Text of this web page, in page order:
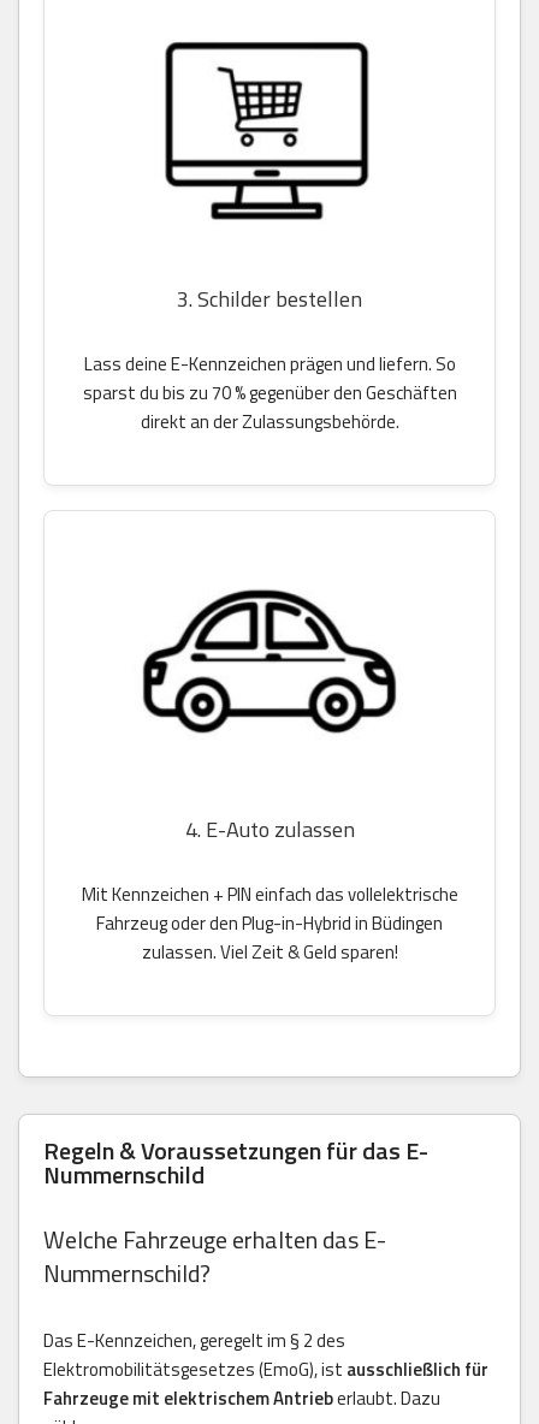
3. Schilder bestellen
Lass deine E-Kennzeichen prägen und liefern. So
sparst du bis zu 70 % gegenüber den Geschäften
direkt an der Zulassungsbehörde.
4. E-Auto zulassen
Mit Kennzeichen + PIN einfach das vollelektrische
Fahrzeug oder den Plug-in-Hybrid in Büdingen
zulassen. Viel Zeit & Geld sparen!
Regeln & Voraussetzungen für das E-
Nummernschild
Welche Fahrzeuge erhalten das E-
Nummernschild?
Das E-Kennzeichen, geregelt im § 2 des
Elektromobilitätsgesetzes (EmoG), ist ausschließlich für
Fahrzeuge mit elektrischem Antrieberlaubt. Dazu